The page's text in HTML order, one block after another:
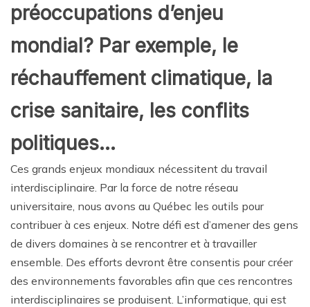
préoccupations d’enjeu
mondial? Par exemple, le
réchauffement climatique, la
crise sanitaire, les conflits
politiques…
Ces grands enjeux mondiaux nécessitent du travail
interdisciplinaire. Par la force de notre réseau
universitaire, nous avons au Québec les outils pour
contribuer à ces enjeux. Notre défi est d’amener des gens
de divers domaines à se rencontrer et à travailler
ensemble. Des efforts devront être consentis pour créer
des environnements favorables afin que ces rencontres
interdisciplinaires se produisent. L’informatique, qui est